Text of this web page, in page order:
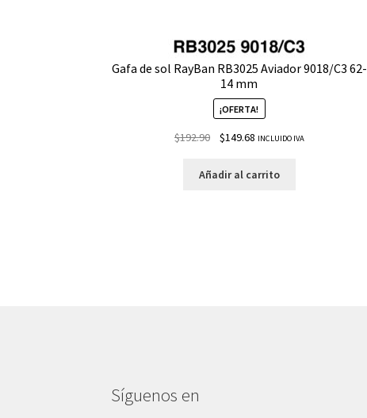
Gafa de sol RayBan RB3025 Aviador 9018/C3 62-
14 mm
¡OFERTA!
$192.90 $149.68 INCLUIDO IVA
Añadir al carrito
Síguenos en